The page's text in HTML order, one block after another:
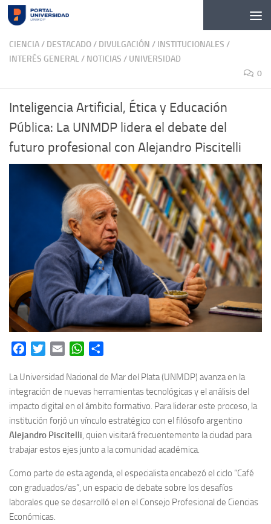
Skip to content
CIENCIA/ DESTACADO/ DIVULGACIÓN / INSTITUCIONALES /
INTERÉS GENERAL/ NOTICIAS / UNIVERSIDAD
0
Inteligencia Artificial, Ética y Educación
Pública: La UNMDP lidera el debate del
futuro profesional con Alejandro Piscitelli
FacebookTwitterEmail WhatsApp
La Universidad Nacional de Mar del Plata (UNMDP) avanza en la
integración de nuevas herramientas tecnológicas y el análisis del
impacto digital en el ámbito formativo. Para liderar este proceso, la
institución forjó un vínculo estratégico con el filósofo argentino
Alejandro Piscitelli, quien visitará frecuentemente la ciudad para
trabajar estos ejes junto a la comunidad académica.
Como parte de esta agenda, el especialista encabezó el ciclo “Café
con graduados/as”, un espacio de debate sobre los desafíos
laborales que se desarrolló el en el Consejo Profesional de Ciencias
Económicas.